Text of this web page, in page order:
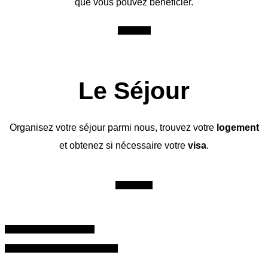
Le Séjour
Organisez votre séjour parmi nous, trouvez votre logement
et obtenez si nécessaire votre visa.